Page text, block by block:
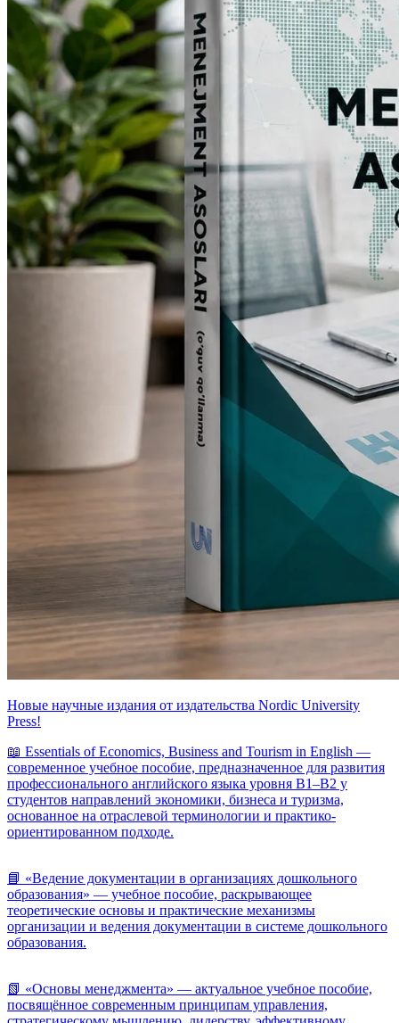
Новые научные издания от издательства Nordic University
Press!
📖 Essentials of Economics, Business and Tourism in English —
современное учебное пособие, предназначенное для развития
профессионального английского языка уровня B1–B2 у
студентов направлений экономики, бизнеса и туризма,
основанное на отраслевой терминологии и практико-
ориентированном подходе.
📘 «Ведение документации в организациях дошкольного
образования» — учебное пособие, раскрывающее
теоретические основы и практические механизмы
организации и ведения документации в системе дошкольного
образования.
📗 «Основы менеджмента» — актуальное учебное пособие,
посвящённое современным принципам управления,